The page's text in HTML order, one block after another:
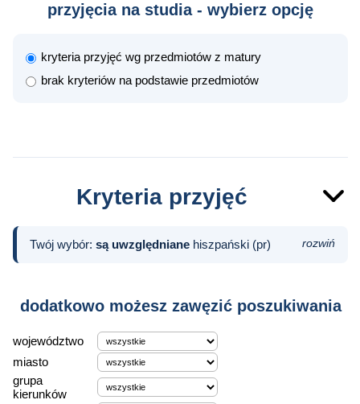
przyjęcia na studia - wybierz opcję
kryteria przyjęć wg przedmiotów z matury
brak kryteriów na podstawie przedmiotów
Kryteria przyjęć
rozwiń
Twój wybór: są uwzględniane hiszpański (pr)
dodatkowo możesz zawęzić poszukiwania
województwo
miasto
grupa
kierunków